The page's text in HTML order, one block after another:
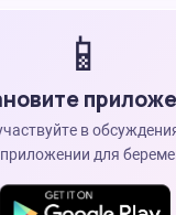
📱
в
для